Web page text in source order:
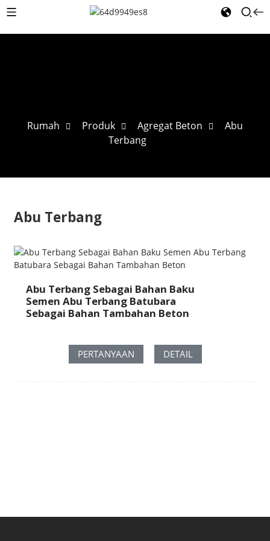
Rumah Produk Agregat Beton
Abu
Terbang
Abu Terbang
Abu Terbang Sebagai Bahan Baku
Semen Abu Terbang Batubara
Sebagai Bahan Tambahan Beton
PERTANYAAN DETAIL